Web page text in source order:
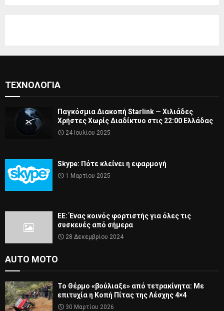
ΤΕΧΝΟΛΟΓΊΑ
Παγκόσμια Διακοπή Starlink — Χιλιάδες
Χρήστες Χωρίς Διαδίκτυο στις 22:00 Ελλάδας
24 Ιουλίου 2025
Skype: Πότε κλείνει η εφαρμογή
1 Μαρτίου 2025
ΕΕ: Ένας κοινός φορτιστής για όλες τις
συσκευές από σήμερα
28 Δεκεμβρίου 2024
AUTO MOTO
Το Θέρμο «βούλιαξε» από τετρακίνητα: Με
επιτυχία η Κοπή Πίτας της Λέσχης 4×4
30 Μαρτίου 2026